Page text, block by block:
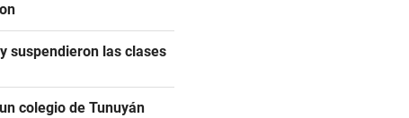
suspendieron las clases
colegio de Tunuyán